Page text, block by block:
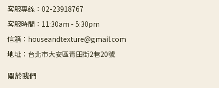
客服專線：02-23918767
客服時間：11:30am - 5:30pm
信箱：houseandtexture@gmail.com
地址：台北市大安區青田街2巷20號
關於我們